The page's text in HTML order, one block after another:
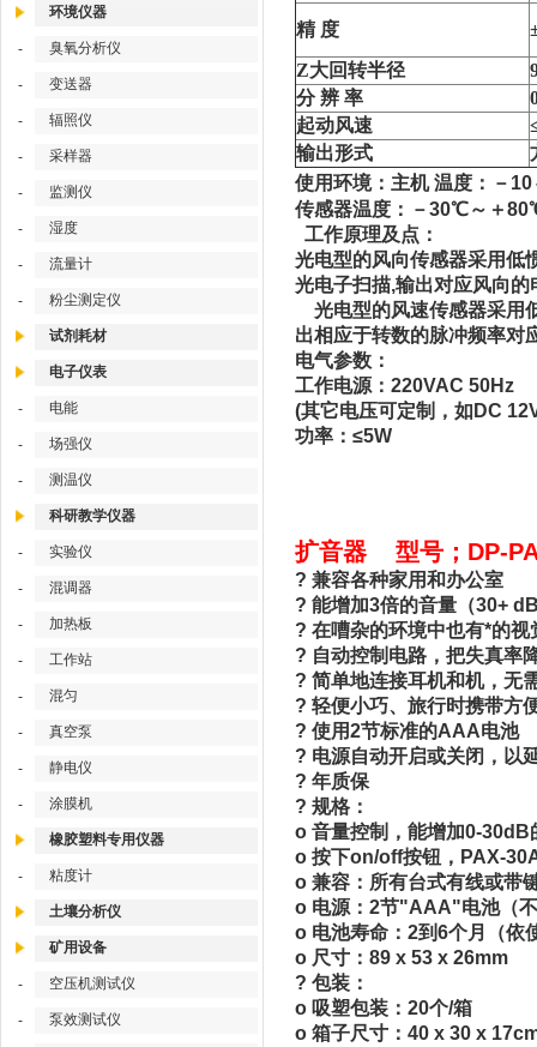
环境仪器
- 臭氧分析仪
- 变送器
- 辐照仪
- 采样器
- 监测仪
- 湿度
- 流量计
- 粉尘测定仪
试剂耗材
电子仪表
- 电能
- 场强仪
- 测温仪
科研教学仪器
- 实验仪
- 混调器
- 加热板
- 工作站
- 混匀
- 真空泵
- 静电仪
- 涂膜机
橡胶塑料专用仪器
- 粘度计
土壤分析仪
矿用设备
- 空压机测试仪
- 泵效测试仪
精 度
Z大回转半径
分 辨 率
起动风速
输出形式
使用环境：主机 温度：－
传感器温度：－30℃～＋
工作原理及点：
光电型的风向传感器采用低
光电子扫描,输出对应风向的
光电型的风速传感器采用
出相应于转数的脉冲频率对
电气参数：
工作电源：220VAC 50Hz
(其它电压可定制，如DC
功率：≤5W
扩音器 型号；DP-
? 兼容各种家用和办公室
? 能增加3倍的音量（30+
? 在嘈杂的环境中也有*的
? 自动控制电路，把失真率
? 简单地连接耳机和机，无
? 轻便小巧、旅行时携带方
? 使用2节标准的AAA电池
? 电源自动开启或关闭，以
? 年质保
? 规格：
o 音量控制，能增加0-
o 按下on/off按钮，PAX-
o 兼容：所有台式有线或带
o 电源：2节"AAA"电池（
o 电池寿命：2到6个月（依
o 尺寸：89 x 53 x 26mm
? 包装：
o 吸塑包装：20个/箱
o 箱子尺寸：40 x 30 x